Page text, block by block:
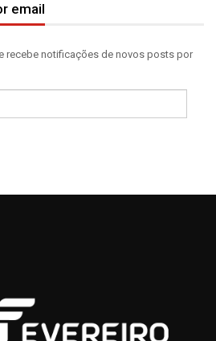
email
recebe notificações de novos posts por